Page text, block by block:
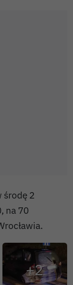
środę 2
na 70